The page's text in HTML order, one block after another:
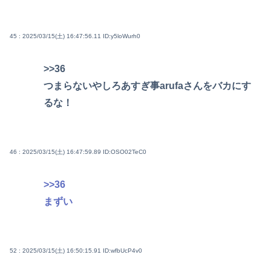
45 : 2025/03/15(土) 16:47:56.11 ID:y5loWurh0
>>36
つまらないやしろあすぎ事arufaさんをバカにす
るな！
46 : 2025/03/15(土) 16:47:59.89 ID:OSO02TeC0
>>36
まずい
52 : 2025/03/15(土) 16:50:15.91 ID:wfbUcP4v0